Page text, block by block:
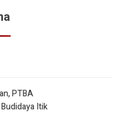
PTBA
Itik